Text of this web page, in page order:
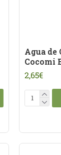
Agua de
Cocomi
2,65€